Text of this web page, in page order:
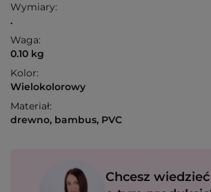
Wymiary:
.
Waga:
0.10 kg
Kolor:
Wielokolorowy
Materiał:
drewno, bambus, PVC
Chcesz